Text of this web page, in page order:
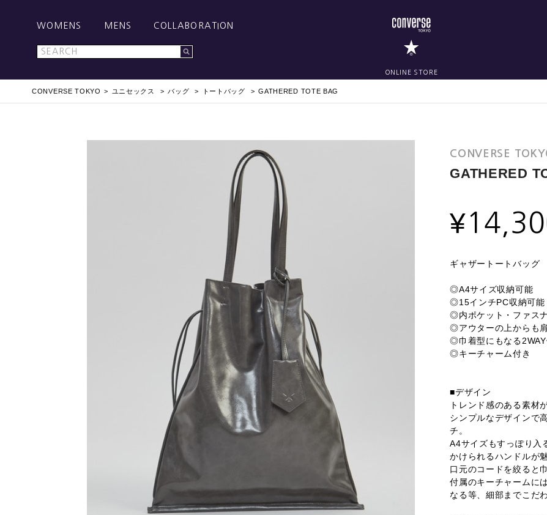
WOMENS MENS COLLABORATION
ONLINE STORE
CONVERSE TOKYO ユニセックス バッグ トートバッグ GATHERED TOTE BAG
CONVERSE
GATHERED
¥
ギャザートートバッグ
◎A4サイズ収納可能
◎15インチPC収納可能
◎内ポケット・ファス
◎アウターの上からも
◎巾着型にもなる2WAY
◎キーチャーム付き
■デザイン
トレンド感のある素材
シンプルなデザインで
チ。
A4サイズもすっぽり入
かけられるハンドルが魅
口元のコードを絞ると
付属のキーチャームに
なる等、細部までこだ